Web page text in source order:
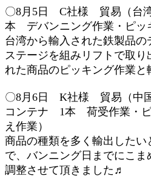
〇8月5日 C社様 貿易（台
本 デバンニング作業・ピッ
台湾から輸入された鉄製品
ステージを組みリフトで取り
れた商品のピッキング作業と
〇8月6 日 K社様 貿易（中
コンテナ 1本 荷受作業・
え作業 ）
商品の種類を多く輸出した
で、バンニング日までにこ
調整させて頂きました♬